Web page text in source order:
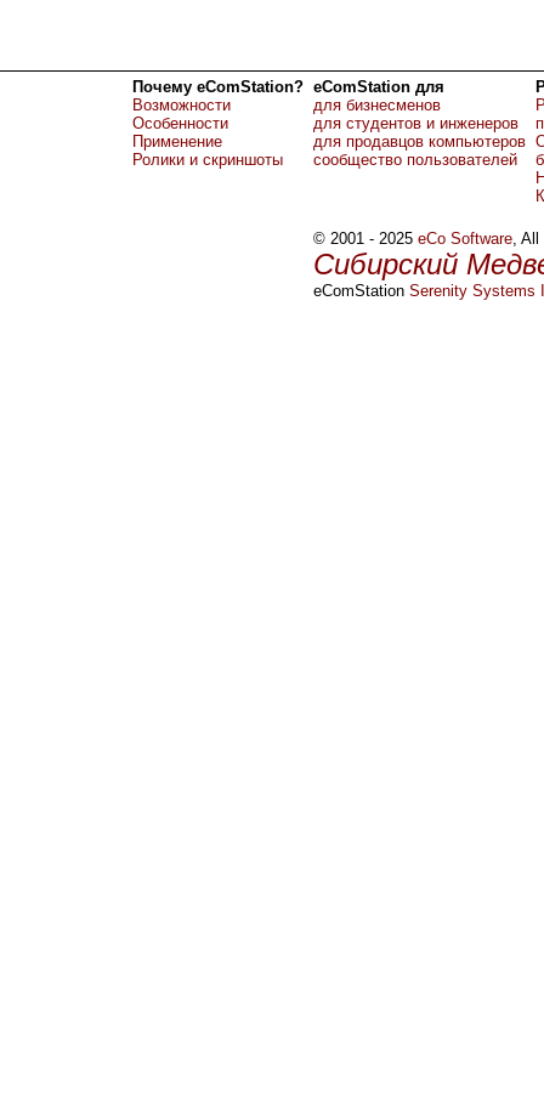
Почему eComStation?
Возможности
Особенности
Применение
Ролики и скриншоты
eComStation для
для бизнесменов
для студентов и инженеров
для продавцов компьютеров
сообщество пользователей
© 2001 - 2025eCo Software, All
Сибирский
eComStationSerenity Systems